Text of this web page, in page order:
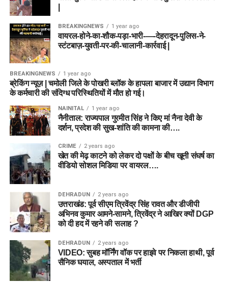
BREAKINGNEWS 1 year ago
वायरल-होने-का-शौक-पड़ा-भारी-—-देहरादून-पुलिस-ने-
स्टंटबाज़-युवती-पर-की-चालानी-कार्रवाई |
BREAKINGNEWS 1 year ago
ब्रेकिंग न्यूज़ | चमोली जिले के पोखरी ब्लॉक के हापला बाजार में उद्यान विभाग
के कर्मचारी की संदिग्ध परिस्थितियों में मौत हो गई।
NAINITAL 1 year ago
नैनीताल: राज्यपाल गुरमीत सिंह ने किए मां नैना देवी के
दर्शन, प्रदेश की सुख-शांति की कामना की….
CRIME 2 years ago
खेत की मेढ़ काटने को लेकर दो पक्षों के बीच खूनी संघर्ष का
वीडियो सोशल मिडिया पर वायरल….
DEHRADUN 2 years ago
उत्तराखंड: पूर्व सीएम त्रिवेंद्र सिंह रावत और डीजीपी
अभिनव कुमार आमने-सामने, त्रिवेंद्र ने आखिर क्यों DGP
को दी हद में रहने की सलाह ?
DEHRADUN 2 years ago
VIDEO: सुबह मॉर्निंग वॉक पर हाइवे पर निकला हाथी, पूर्व
सैनिक घयाल, अस्पताल में भर्ती